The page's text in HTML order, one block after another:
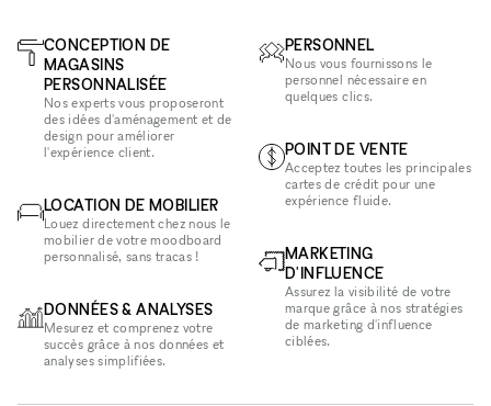
CONCEPTION DE
MAGASINS
PERSONNALISÉE
Nos experts vous proposeront
des idées d'aménagement et de
design pour améliorer
l'expérience client.
LOCATION DE MOBILIER
Louez directement chez nous le
mobilier de votre moodboard
personnalisé, sans tracas !
DONNÉES & ANALYSES
Mesurez et comprenez votre
succès grâce à nos données et
analyses simplifiées.
PERSONNEL
Nous vous fournissons le
personnel nécessaire en
quelques clics.
POINT DE VENTE
Acceptez toutes les principales
cartes de crédit pour une
expérience fluide.
MARKETING
D'INFLUENCE
Assurez la visibilité de votre
marque grâce à nos stratégies
de marketing d'influence
ciblées.